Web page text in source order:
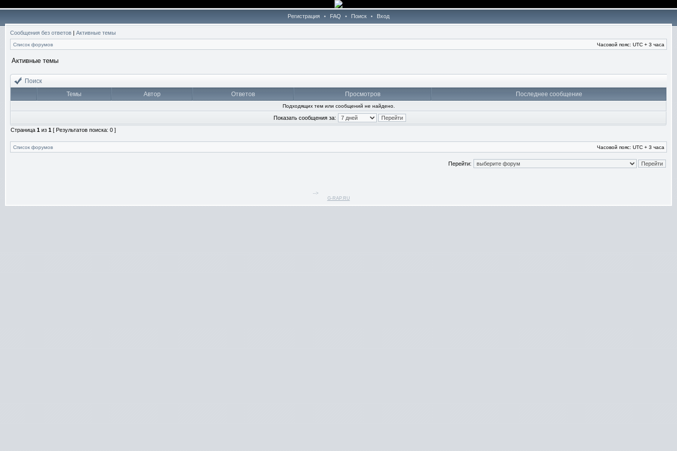
Регистрация • FAQ • Поиск • Вход
Сообщения без ответов | Активные темы
Список форумов Часовой пояс: UTC + 3 часа
Активные темы
Поиск
Темы
Автор Ответов Просмотров Последнее сообщение
Подходящих тем или сообщений не найдено.
Показать сообщения за:
Страница 1 из 1 [ Результатов поиска: 0 ]
Список форумов Часовой пояс: UTC + 3 часа
Перейти:
-->
G-RAP.RU